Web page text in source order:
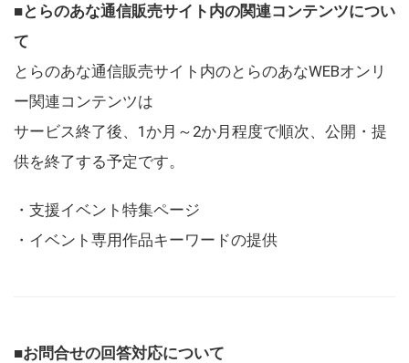
■とらのあな通信販売サイト内の関連コンテンツについ
て
とらのあな通信販売サイト内のとらのあなWEBオンリ
ー関連コンテンツは
サービス終了後、1か月～2か月程度で順次、公開・提
供を終了する予定です。
・支援イベント特集ページ
・イベント専用作品キーワードの提供
■お問合せの回答対応について